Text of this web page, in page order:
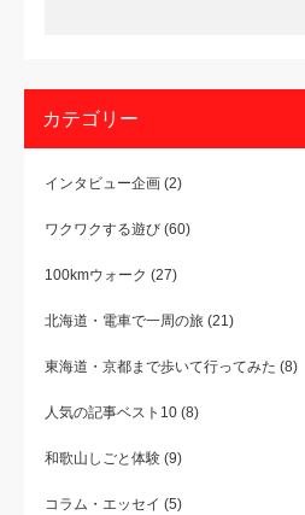
カテゴリー
インタビュー企画 (2)
ワクワクする遊び (60)
100kmウォーク (27)
北海道・電車で一周の旅 (21)
東海道・京都まで歩いて行ってみた (8)
人気の記事ベスト10 (8)
和歌山しごと体験 (9)
コラム・エッセイ (5)